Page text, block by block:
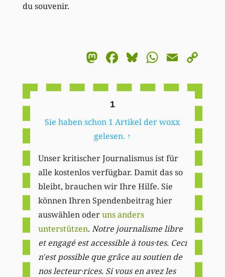
du souvenir.
Mastodon
Facebook
BlueskyEmail
1
Sie haben schon 1 Artikel der woxx
gelesen. ↑
Unser kritischer Journalismus ist für
alle kostenlos verfügbar. Damit das so
bleibt, brauchen wir Ihre Hilfe. Sie
können Ihren Spendenbeitrag hier
auswählen oderuns anders
unterstützen. Notre journalisme libre
et engagé est accessible à tous·tes. Ceci
n'est possible que grâce au soutien de
nos lecteur·rices. Si vous en avez les